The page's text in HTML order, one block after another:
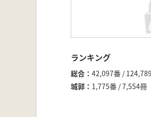
ランキング
総合
42,097番 /
城郭
1,775番 / 7,554冊